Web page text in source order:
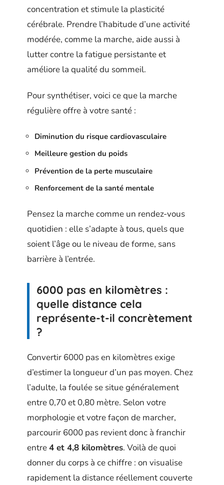
concentration et stimule la plasticité
cérébrale. Prendre l’habitude d’une activité
modérée, comme la marche, aide aussi à
lutter contre la fatigue persistante et
améliore la qualité du sommeil.
Pour synthétiser, voici ce que la marche
régulière offre à votre santé :
Diminution du risque cardiovasculaire
Meilleure gestion du poids
Prévention de la perte musculaire
Renforcement de la santé mentale
Pensez la marche comme un rendez-vous
quotidien : elle s’adapte à tous, quels que
soient l’âge ou le niveau de forme, sans
barrière à l’entrée.
6000 pas en kilomètres :
quelle distance cela
représente-t-il concrètement
?
Convertir 6000 pas en kilomètres exige
d’estimer la longueur d’un pas moyen. Chez
l’adulte, la foulée se situe généralement
entre 0,70 et 0,80 mètre. Selon votre
morphologie et votre façon de marcher,
parcourir 6000 pas revient donc à franchir
entre4 et 4,8 kilomètres. Voilà de quoi
donner du corps à ce chiffre : on visualise
rapidement la distance réellement couverte